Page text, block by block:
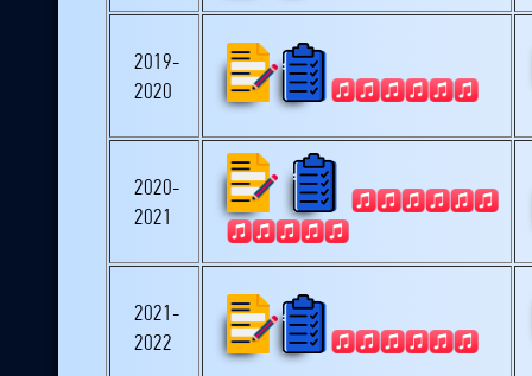
2019-
2020
2020-
2021
2021-
2022